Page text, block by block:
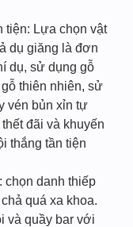
tiện: Lựa chọn vật
dụ giăng là đơn
dụ, sử dụng gỗ
thiên nhiên, sử
vén bủn xỉn tự
đãi và khuyến
thắng tần tiện
chọn danh thiếp
quá xa khoa.
và quầy bar với